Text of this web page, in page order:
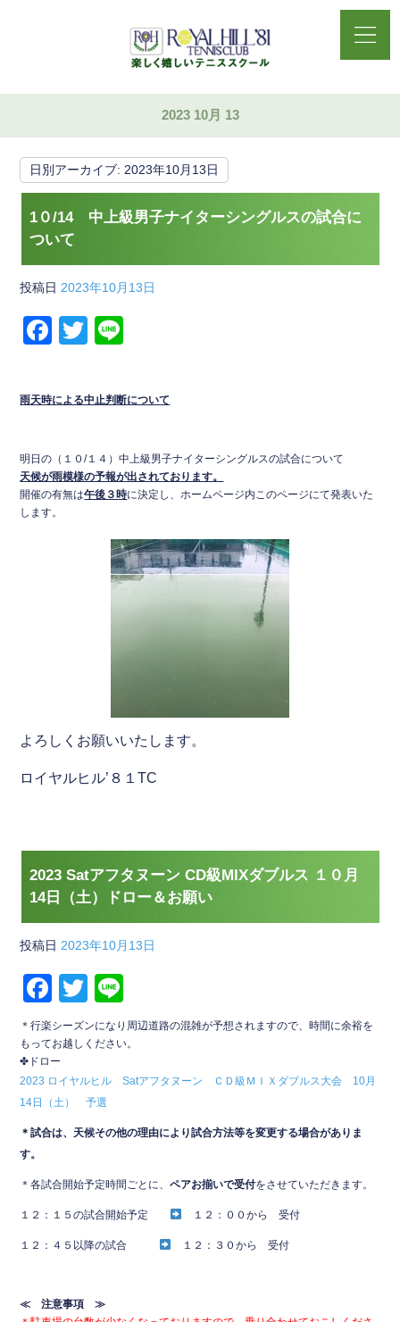
2023 10月 13
日別アーカイブ: 2023年10月13日
1０/14 中上級男子ナイターシングルスの試合に
ついて
投稿日 2023年10月13日
F
c
e
o
o
T
tt
er
e
雨天時による中止判断について
明日の（１０/１４）中上級男子ナイターシングルスの試合について
天候が雨模様の予報が出されております。
開催の有無は午後３時に決定し、ホームページ内このページにて発表いた
します。
よろしくお願いいたします。
ロイヤルヒル’８１TC
2023 Satアフタヌーン CD級MIXダブルス １０月
14日（土）ドロー＆お願い
投稿日 2023年10月13日
F
a
c
e
b
o
k
T
wi
tt
er
n
e
＊行楽シーズンになり周辺道路の混雑が予想されますので、時間に余裕を
もってお越しください。
✤ドロー
2023 ロイヤルヒル Satアフタヌーン ＣＤ級ＭＩＸダブルス大会 10月
14日（土） 予選
＊試合は、天候その他の理由により試合方法等を変更する場合がありま
す。
＊各試合開始予定時間ごとに、ペアお揃いで受付をさせていただきます。
１２：１５の試合開始予定 １２：００から 受付
１２：４５以降の試合 １２：３０から 受付
≪ 注意事項 ≫